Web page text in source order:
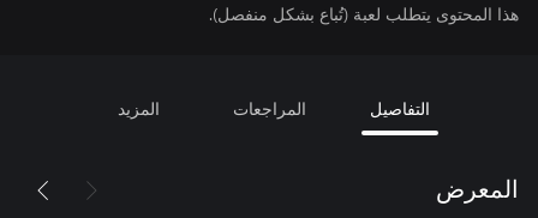
هذا المحتوى يتطلب لعبة (تُباع بشكل منفصل).
التفاصيل المراجعات المزيد
المعرض